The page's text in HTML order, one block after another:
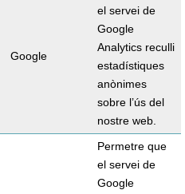
Google
el servei de
Google
Analytics reculli
estadístiques
anònimes
sobre l’ús del
nostre web.
Permetre que
el servei de
Google